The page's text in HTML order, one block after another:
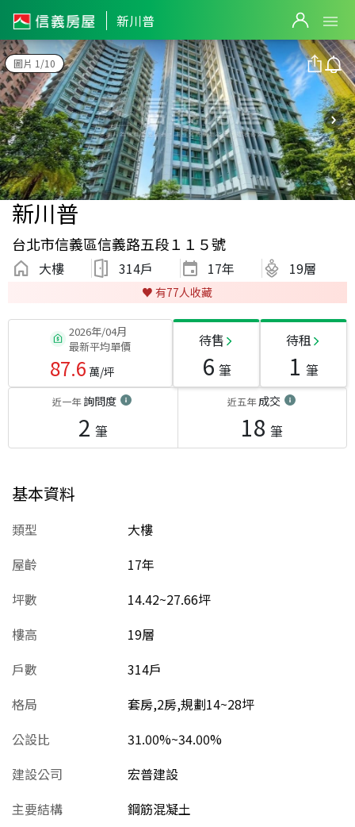
新川普
圖片 1/10
新川普
台北市信義區信義路五段１１５號
大樓 314戶 17年 19層
♥️ 有77人收藏
2026年/04月
最新平均單價
87.6 萬/坪
待售
6 筆
待租
1 筆
近一年詢問度
2 筆
近五年成交
18 筆
基本資料
類型
大樓
屋齡
17年
坪數
14.42~27.66坪
樓高
19層
戶數
314戶
格局
套房,2房,規劃14~28坪
公設比
31.00%~34.00%
建設公司
宏普建設
主要結構
鋼筋混凝土